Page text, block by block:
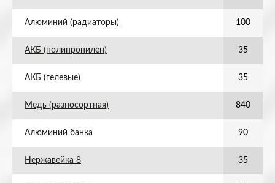
Алюминий (радиаторы) 100
АКБ (полипропилен) 35
АКБ (гелевые) 35
Медь (разносортная) 840
Алюминий банка 90
Нержавейка 8 35